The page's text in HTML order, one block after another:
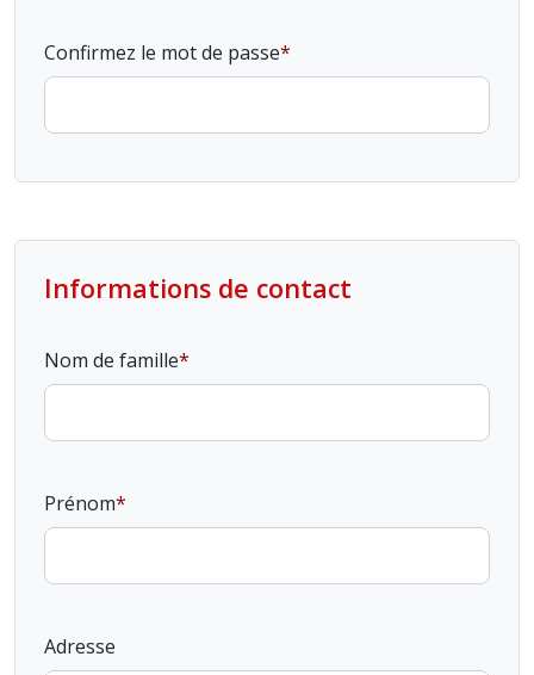
Confirmez le mot de passe
Informations de contact
Nom de famille
Prénom
Adresse